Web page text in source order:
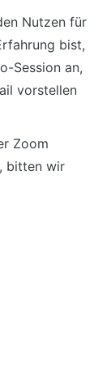
Nutzen für
bist,
Session an,
vorstellen
Zoom
bitten wir